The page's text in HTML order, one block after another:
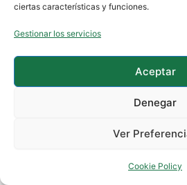
ciertas características y funciones.
Gestionar los servicios
Aceptar
Denegar
Ver
Cookie Policy
Esto es lo
nuestros
tras colocar su
Reformas